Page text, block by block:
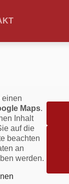
einen
Maps.
Inhalt
auf die
beachten
an
werden.